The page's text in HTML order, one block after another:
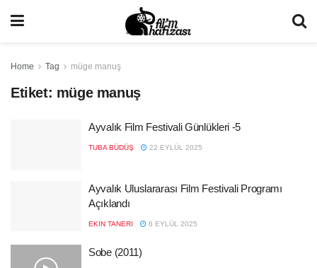
Home Tag müge manuş
Etiket: müge manuş
Ayvalık Film Festivali Günlükleri -5
TUBA BÜDÜŞ 22 EYLÜL 2025
Ayvalık Uluslararası Film Festivali Programı
Açıklandı
EKIN TANERI 6 EYLÜL 2025
Sobe (2011)